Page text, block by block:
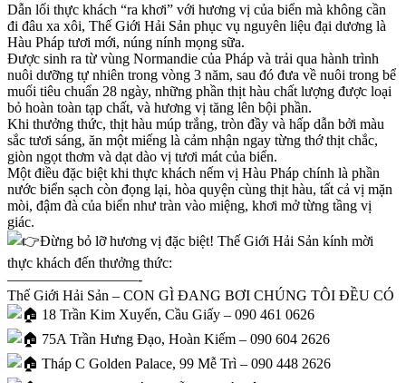
Dẫn lối thực khách “ra khơi” với hương vị của biển mà không cần
đi đâu xa xôi, Thế Giới Hải Sản phục vụ nguyên liệu đại dương là
Hàu Pháp tươi mới, núng nính mọng sữa.
Được sinh ra từ vùng Normandie của Pháp và trải qua hành trình
nuôi dưỡng tự nhiên trong vòng 3 năm, sau đó đưa về nuôi trong bể
muối tiêu chuẩn 28 ngày, những phần thịt hàu chất lượng được loại
bỏ hoàn toàn tạp chất, và hương vị tăng lên bội phần.
Khi thưởng thức, thịt hàu múp trắng, tròn đầy và hấp dẫn bởi màu
sắc tươi sáng, ăn một miếng là cảm nhận ngay từng thớ thịt chắc,
giòn ngọt thơm và dạt dào vị tươi mát của biển.
Một điều đặc biệt khi thực khách nếm vị Hàu Pháp chính là phần
nước biển sạch còn đọng lại, hòa quyện cùng thịt hàu, tất cả vị mặn
mòi, đậm đà của biển như tràn vào miệng, khơi mở từng tầng vị
giác.
Đừng bỏ lỡ hương vị đặc biệt! Thế Giới Hải Sản kính mời
thực khách đến thưởng thức:
—————————-
Thế Giới Hải Sản – CON GÌ ĐANG BƠI CHÚNG TÔI ĐỀU CÓ
18 Trần Kim Xuyến, Cầu Giấy – 090 461 0626
75A Trần Hưng Đạo, Hoàn Kiếm – 090 604 2626
Tháp C Golden Palace, 99 Mễ Trì – 090 448 2626